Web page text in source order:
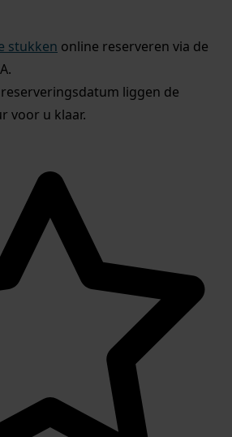
stukken online reserveren via de
liggen de
voor u klaar.